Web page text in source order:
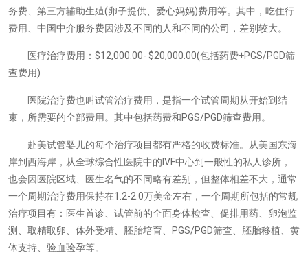
务费、第三方辅助生殖(卵子提供、爱心妈妈)费用等。其中，吃住行
费用、中国中介服务费因涉及不同的人和不同的公司，差别较大。
医疗治疗费用：$12,000.00- $20,000.00(包括药费+PGS/PGD筛
查费用)
医院治疗费也叫试管治疗费用，是指一个试管周期从开始到结
束，所需要的全部费用。其中包括药费和PGS/PGD筛查费用。
赴美试管婴儿的每个治疗项目都有严格的收费标准。从美国东海
岸到西海岸，从全球综合性医院中的IVF中心到一般性的私人诊所，
也会因医院区域、医生名气的不同略有差别，但整体相差不大，通常
一个周期治疗费用保持在1.2-2.0万美金左右，一个周期所包括的常规
治疗项目有：医生首诊、试管前的全面身体检查、促排用药、卵泡监
测、取精取卵、体外受精、胚胎培育、PGS/PGD筛查、胚胎移植、黄
体支持、验血验孕等。